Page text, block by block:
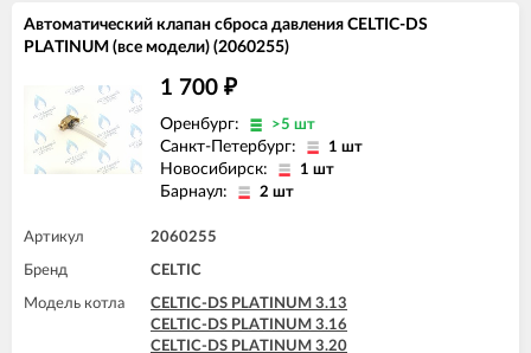
Автоматический клапан сброса давления CELTIC-DS
PLATINUM (все модели) (2060255)
1 700 ₽
Оренбург: >5 шт
Санкт-Петербург: 1 шт
Новосибирск: 1 шт
Барнаул: 2 шт
Артикул 2060255
Бренд CELTIC
Модель котла
CELTIC-DS PLATINUM 3.13
CELTIC-DS PLATINUM 3.16
CELTIC-DS PLATINUM 3.20